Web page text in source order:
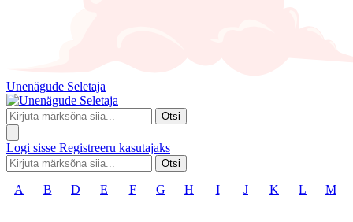
Unenägude Seletaja
Otsi
Logi sisse Registreeru kasutajaks
Otsi
A B D E F G H I J K L M